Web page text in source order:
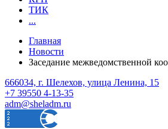
ТИК
...
Главная
Новости
Заседание межведомственной
666034, г. Шелехов, улица Ленина, 15
+7 39550 4-13-35
adm@sheladm.ru